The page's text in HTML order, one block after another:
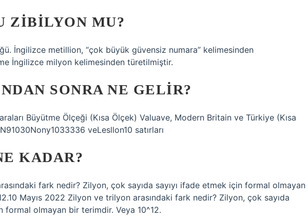
ZIBILYON MU?
İngilizce metillion, “çok büyük güvensiz numara” kelimesinden
İngilizce milyon kelimesinden türetilmiştir.
SONRA NE GELIR?
Büyütme Ölçeği (Kısa Ölçek) Valuave, Modern Britain ve Türkiye (Kısa
veLesllon10 satırları
KADAR?
fark nedir? Zilyon, çok sayıda sayıyı ifade etmek için formal olmayan
Mayıs 2022 Zilyon ve trilyon arasındaki fark nedir? Zilyon, çok sayıda
formal olmayan bir terimdir. Veya 10^12.